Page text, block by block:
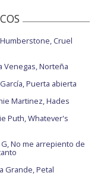
Cruel
Venegas, Norteña
Puerta abierta
Martinez, Hades
Puth, Whatever's
No me arrepiento de
Grande, Petal